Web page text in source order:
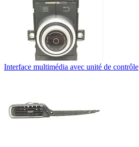
Interface multimédia avec unité de contrôle